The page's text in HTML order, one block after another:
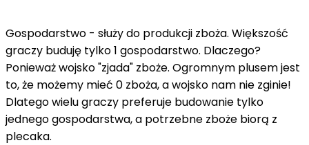
Gospodarstwo - służy do produkcji zboża. Większość
graczy buduję tylko 1 gospodarstwo. Dlaczego?
Ponieważ wojsko "zjada" zboże. Ogromnym plusem jest
to, że możemy mieć 0 zboża, a wojsko nam nie zginie!
Dlatego wielu graczy preferuje budowanie tylko
jednego gospodarstwa, a potrzebne zboże biorą z
plecaka.